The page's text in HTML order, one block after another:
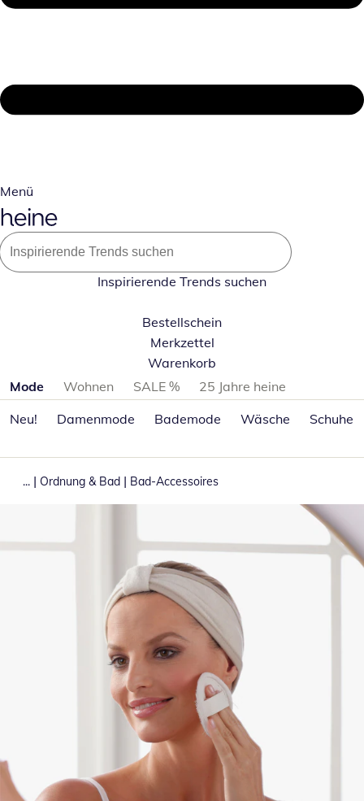
Menü
Inspirierende Trends suchen
Bestellschein
Merkzettel
Warenkorb
Produktkategorien überspringen
Mode Wohnen SALE %
25 Jahre heine
Neu!
Damenmode Bademode Wäsche Schuhe
... | Ordnung & Bad | Bad-Accessoires